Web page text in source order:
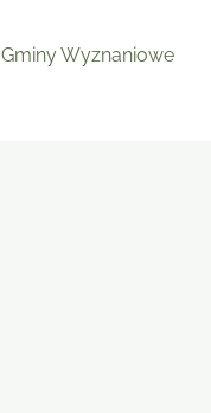
Gminy Wyznaniowe